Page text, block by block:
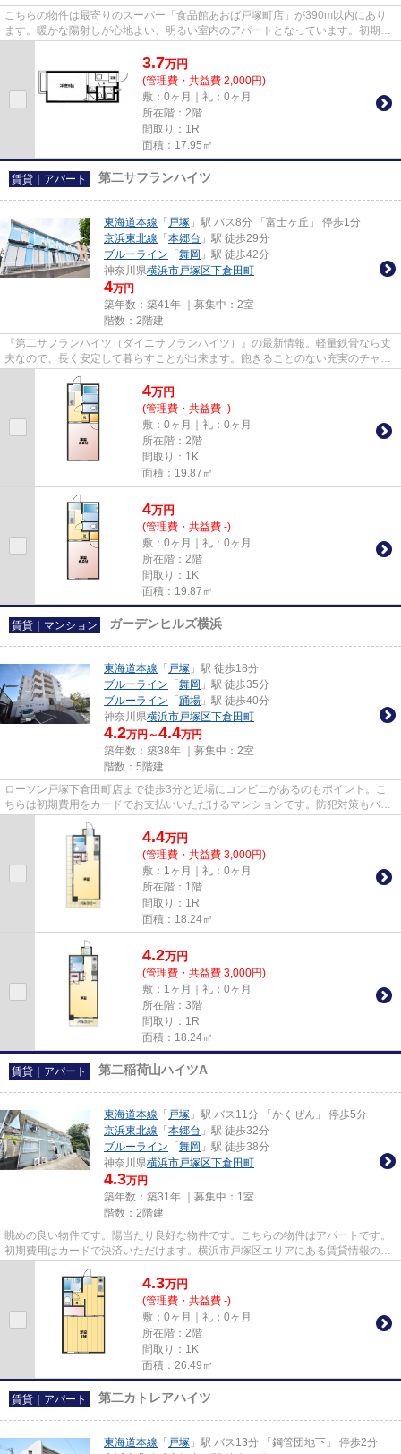
こちらの物件は最寄りのスーパー「食品館あおば戸塚町店」が390m以内にあり
ます。暖かな陽射しが心地よい、明るい室内のアパートとなっています。初期費
3.7万円
(管理費・共益費 2,000円)
敷：0ヶ月｜礼：0ヶ月
所在階：2階
間取り：1R
面積：17.95㎡
賃貸｜アパート 第二サフランハイツ
東海道本線 「 戸塚 」駅 バス8分 「富士ヶ丘」 停歩1分
京浜東北線 「 本郷台 」駅 徒歩29分
ブルーライン 「 舞岡 」駅 徒歩42分
神奈川県横浜市戸塚区下倉田町
4万円
築年数：築41年 ｜募集中： 2室
階数：2階建
『第二サフランハイツ（ダイニサフランハイツ）』の最新情報。軽量鉄骨なら丈
夫なので、長く安定して暮らすことが出来ます。飽きることのない充実のチャン
ネル数が魅力のCATV対応物件...
4万円
(管理費・共益費 -)
敷：0ヶ月｜礼：0ヶ月
所在階：2階
間取り：1K
面積：19.87㎡
4万円
(管理費・共益費 -)
敷：0ヶ月｜礼：0ヶ月
所在階：2階
間取り：1K
面積：19.87㎡
賃貸｜マンション ガーデンヒルズ横浜
東海道本線 「 戸塚 」駅 徒歩18分
ブルーライン 「 舞岡 」駅 徒歩35分
ブルーライン 「 踊場 」駅 徒歩40分
神奈川県横浜市戸塚区下倉田町
4.2万円～4.4万円
築年数：築38年 ｜募集中： 2室
階数：5階建
ローソン戸塚下倉田町店まで徒歩3分と近場にコンビニがあるのもポイント。こ
ちらは初期費用をカードでお支払いいただけるマンションです。防犯対策もバッ
チリなマンションタイプの物件...
4.4万円
(管理費・共益費 3,000円)
敷：1ヶ月｜礼：0ヶ月
所在階：1階
間取り：1R
面積：18.24㎡
4.2万円
(管理費・共益費 3,000円)
敷：1ヶ月｜礼：0ヶ月
所在階：3階
間取り：1R
面積：18.24㎡
賃貸｜アパート 第二稲荷山ハイツA
東海道本線 「 戸塚 」駅 バス11分 「かくぜん」 停歩5分
京浜東北線 「 本郷台 」駅 徒歩32分
ブルーライン 「 舞岡 」駅 徒歩38分
神奈川県横浜市戸塚区下倉田町
4.3万円
築年数：築31年 ｜募集中： 1室
階数：2階建
眺めの良い物件です。陽当たり良好な物件です。こちらの物件はアパートです。
初期費用はカードで決済いただけます。横浜市戸塚区エリアにある賃貸情報のこ
となら、地域に密着した当社...
4.3万円
(管理費・共益費 -)
敷：0ヶ月｜礼：0ヶ月
所在階：2階
間取り：1K
面積：26.49㎡
賃貸｜アパート 第二カトレアハイツ
東海道本線 「 戸塚 」駅 バス13分 「鋼管団地下」 停歩2分